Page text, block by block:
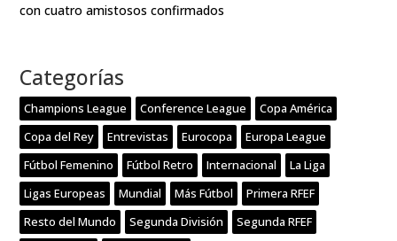
con cuatro amistosos confirmados
Categorías
Champions League Conference League
Copa América
Copa del Rey
Entrevistas Eurocopa
Europa League
Fútbol Femenino
Fútbol Retro Internacional
La Liga
Ligas Europeas
Mundial Más Fútbol
Primera RFEF
Resto del Mundo
Segunda División
Segunda RFEF